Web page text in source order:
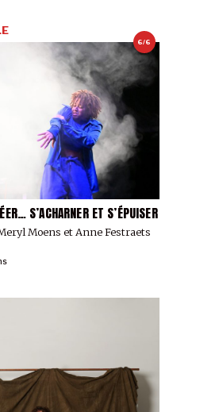
6/6
S’ACHARNER ET S’ÉPUISER
Moens et Anne Festraets